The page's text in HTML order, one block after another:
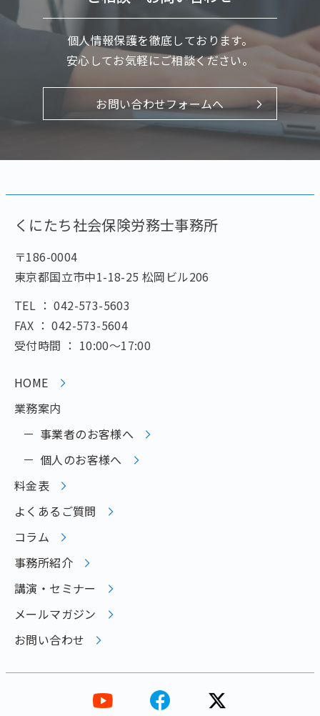
個人情報保護を徹底しております。
安心してお気軽にご相談ください。
お問い合わせフォームへ
くにたち社会保険労務士事務所
〒186-0004
東京都国立市中1-18-25 松岡ビル206
TEL ： 042-573-5603
FAX ： 042-573-5604
受付時間 ： 10:00～17:00
HOME
業務案内
事業者のお客様へ
個人のお客様へ
料金表
よくあるご質問
コラム
事務所紹介
講演・セミナー
メールマガジン
お問い合わせ